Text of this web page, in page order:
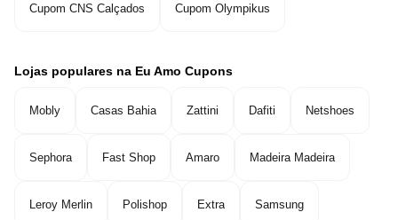
Cupom CNS Calçados Cupom Olympikus
Lojas populares na Eu Amo Cupons
Mobly Casas Bahia Zattini Dafiti Netshoes
Sephora Fast Shop Amaro Madeira Madeira
Leroy Merlin Polishop Extra Samsung